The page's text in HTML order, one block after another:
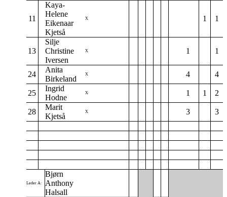
11
Kaya-
Helene
Eikenaar
Kjetså
X 1 1
13
Silje
Christine
Iversen
X 1 1
24
Anita
Birkeland
X 4 4
25
Ingrid
Hodne
X 1 1 2
28
Marit
Kjetså
X 3 3
Leder A:
Bjørn
Anthony
Halsall